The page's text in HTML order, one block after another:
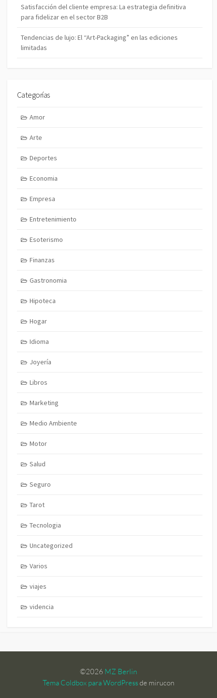
Satisfacción del cliente empresa: La estrategia definitiva
para fidelizar en el sector B2B
Tendencias de lujo: El “Art-Packaging” en las ediciones
limitadas
Categorías
Amor
Arte
Deportes
Economia
Empresa
Entretenimiento
Esoterismo
Finanzas
Gastronomia
Hipoteca
Hogar
Idioma
Joyería
Libros
Marketing
Medio Ambiente
Motor
Salud
Seguro
Tarot
Tecnologia
Uncategorized
Varios
viajes
videncia
©2026 MZ Berlin
Tema Coldbox para WordPressde mirucon